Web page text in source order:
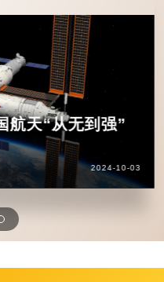
航天“从无到强”
2024-10-03